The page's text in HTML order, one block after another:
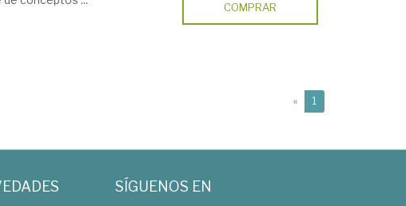
COMPRAR
« 1
SÍGUENOS EN